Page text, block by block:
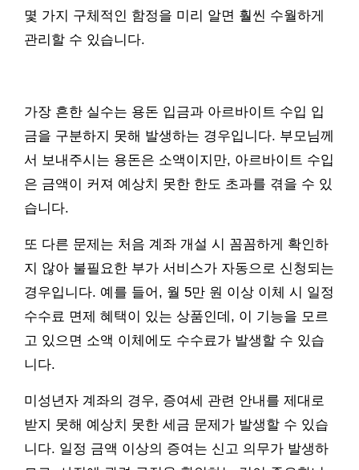
몇 가지 구체적인 함정을 미리 알면 훨씬 수월하게
관리할 수 있습니다.
가장 흔한 실수는 용돈 입금과 아르바이트 수입 입
금을 구분하지 못해 발생하는 경우입니다. 부모님께
서 보내주시는 용돈은 소액이지만, 아르바이트 수입
은 금액이 커져 예상치 못한 한도 초과를 겪을 수 있
습니다.
또 다른 문제는 처음 계좌 개설 시 꼼꼼하게 확인하
지 않아 불필요한 부가 서비스가 자동으로 신청되는
경우입니다. 예를 들어, 월 5만 원 이상 이체 시 일정
수수료 면제 혜택이 있는 상품인데, 이 기능을 모르
고 있으면 소액 이체에도 수수료가 발생할 수 있습
니다.
미성년자 계좌의 경우, 증여세 관련 안내를 제대로
받지 못해 예상치 못한 세금 문제가 발생할 수 있습
니다. 일정 금액 이상의 증여는 신고 의무가 발생하